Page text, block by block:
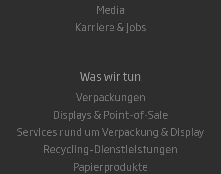
Media
Karriere & Jobs
Was wir tun
Verpackungen
Displays & Point-of-Sale
Services rund um Verpackung & Display
Recycling-Dienstleistungen
Papierprodukte